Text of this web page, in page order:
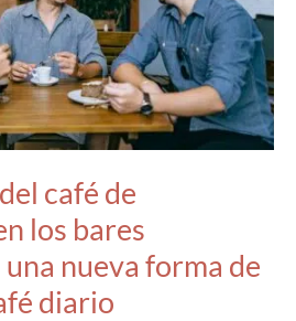
café de
los bares
nueva forma de
diario